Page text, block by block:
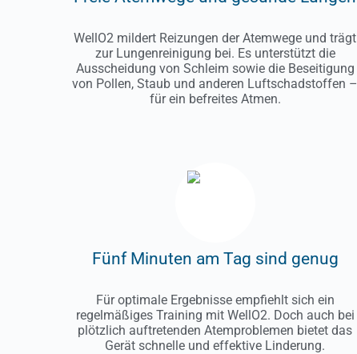
WellO2 mildert Reizungen der Atemwege und trägt
zur Lungenreinigung bei. Es unterstützt die
Ausscheidung von Schleim sowie die Beseitigung
von Pollen, Staub und anderen Luftschadstoffen –
für ein befreites Atmen.
Fünf Minuten am Tag sind genug
Für optimale Ergebnisse empfiehlt sich ein
regelmäßiges Training mit WellO2. Doch auch bei
plötzlich auftretenden Atemproblemen bietet das
Gerät schnelle und effektive Linderung.